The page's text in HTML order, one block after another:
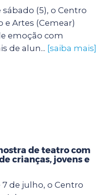
(5), o Centro
e Artes (Cemear)
emoção com
de alun... [saiba mais]
de teatro com
crianças, jovens e
de julho, o Centro